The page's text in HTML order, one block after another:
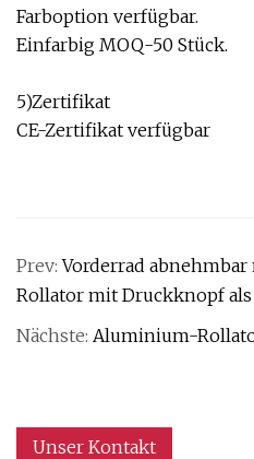
Farboption verfügbar.
Einfarbig MOQ-50 Stück.
5)Zertifikat
CE-Zertifikat verfügbar
Prev:Vorderrad
Rollator mit Druckknopf
Nächste: Aluminium-
Unser Kontakt